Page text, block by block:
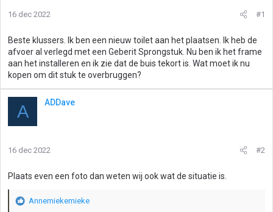
16 dec 2022 #1
Beste klussers. Ik ben een nieuw toilet aan het plaatsen. Ik heb de
afvoer al verlegd met een Geberit Sprongstuk. Nu ben ik het frame
aan het installeren en ik zie dat de buis tekort is. Wat moet ik nu
kopen om dit stuk te overbruggen?
A ADDave
16 dec 2022 #2
Plaats even een foto dan weten wij ook wat de situatie is.
W
Annemiekemieke